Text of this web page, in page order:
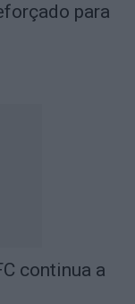
para
continua a